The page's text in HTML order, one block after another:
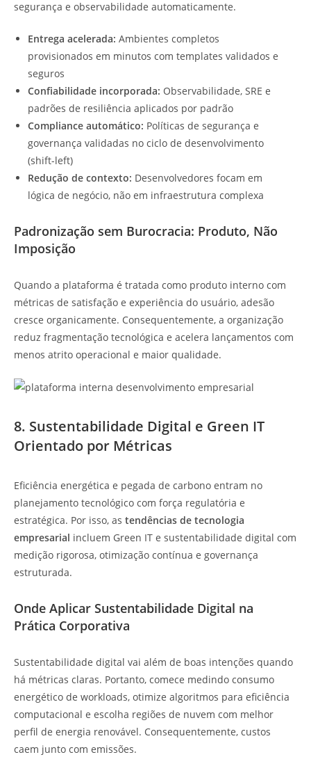
segurança e observabilidade automaticamente.
Entrega acelerada: Ambientes completos
provisionados em minutos com templates validados e
seguros
Confiabilidade incorporada: Observabilidade, SRE e
padrões de resiliência aplicados por padrão
Compliance automático: Políticas de segurança e
governança validadas no ciclo de desenvolvimento
(shift-left)
Redução de contexto: Desenvolvedores focam em
lógica de negócio, não em infraestrutura complexa
Padronização sem Burocracia: Produto, Não
Imposição
Quando a plataforma é tratada como produto interno com
métricas de satisfação e experiência do usuário, adesão
cresce organicamente. Consequentemente, a organização
reduz fragmentação tecnológica e acelera lançamentos com
menos atrito operacional e maior qualidade.
8. Sustentabilidade Digital e Green IT
Orientado por Métricas
Eficiência energética e pegada de carbono entram no
planejamento tecnológico com força regulatória e
estratégica. Por isso, as tendências de tecnologia
empresarial incluem Green IT e sustentabilidade digital com
medição rigorosa, otimização contínua e governança
estruturada.
Onde Aplicar Sustentabilidade Digital na
Prática Corporativa
Sustentabilidade digital vai além de boas intenções quando
há métricas claras. Portanto, comece medindo consumo
energético de workloads, otimize algoritmos para eficiência
computacional e escolha regiões de nuvem com melhor
perfil de energia renovável. Consequentemente, custos
caem junto com emissões.